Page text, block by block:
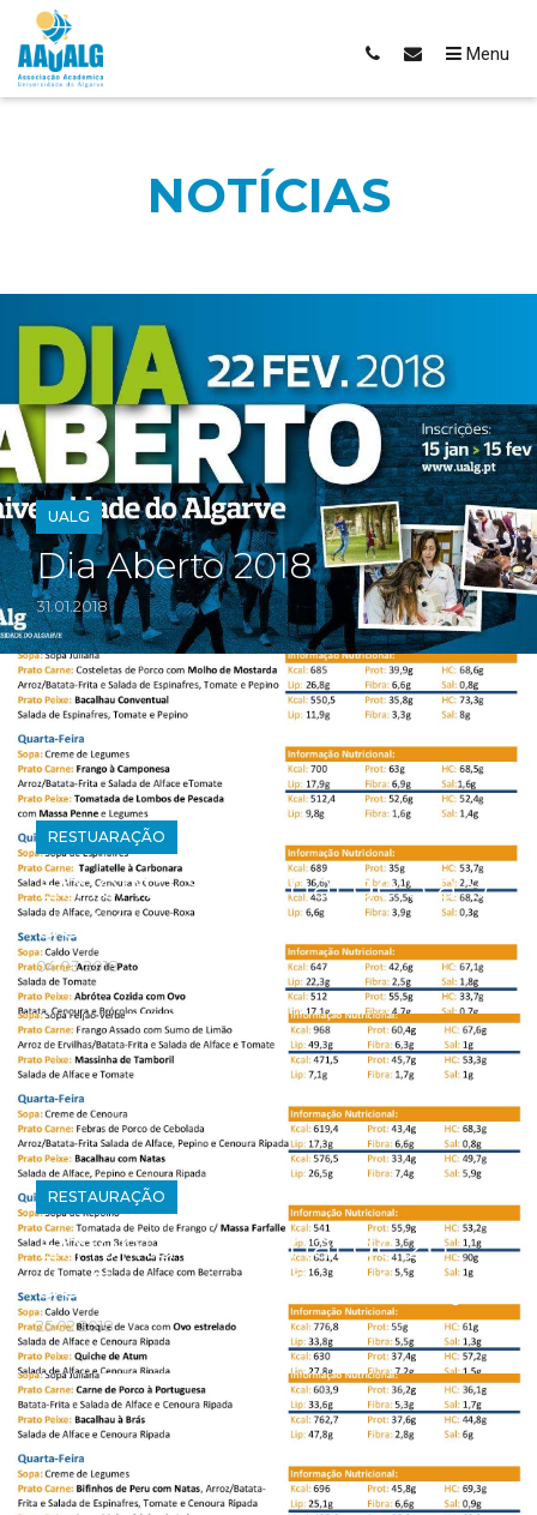
Menu
NOTÍCIAS
UALG
Dia Aberto 2018
31.01.2018
RESTUARAÇÃO
Ementa Semanal de 5 a 9
de Março
04.03.2018
RESTAURAÇÃO
Ementa Semanal de 26
de Fevereiro a 2 de Março
25.02.2018